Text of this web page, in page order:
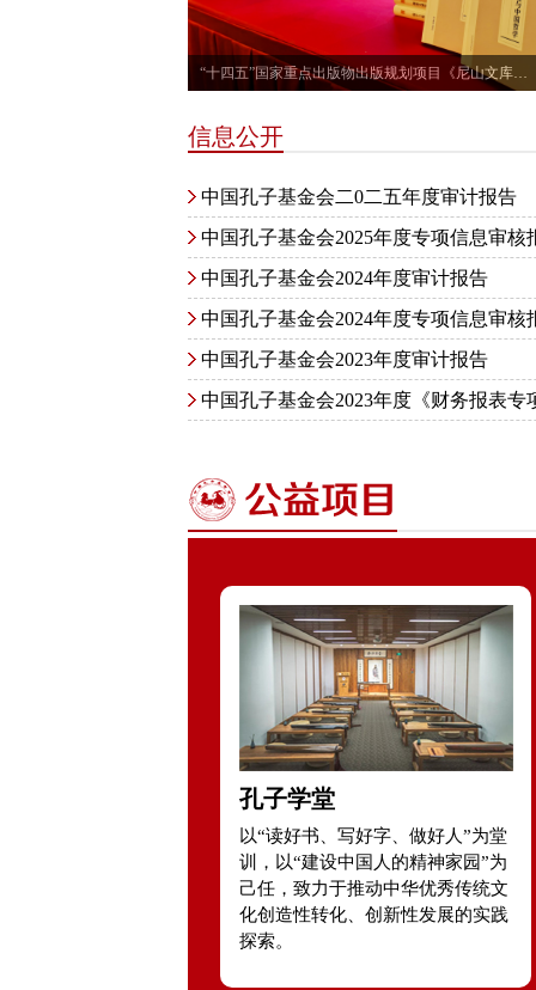
“十四五”国家重点出版物出版规划项目《尼山文库》正式发布
信息公开
中国孔子基金会二0二五年度审计报告
中国孔子基金会2025年度专项信息审核
中国孔子基金会2024年度审计报告
中国孔子基金会2024年度专项信息审核
中国孔子基金会2023年度审计报告
中国孔子基金会2023年度《财务报表专
孔子学堂
以“读好书、写好字、做好人”为堂
训，以“建设中国人的精神家园”为
己任，致力于推动中华优秀传统文
化创造性转化、创新性发展的实践
探索。